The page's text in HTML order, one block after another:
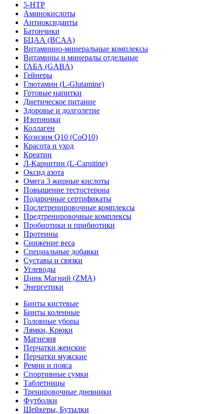
5-HTP
Аминокислоты
Антиоксиданты
Батончики
БЦАА (BCAA)
Витаминно-минеральные комплексы
Витамины и минералы отдельные
ГАБА (GABA)
Гейнеры
Глютамин (L-Glutamine)
Готовые напитки
Диетическое питание
Здоровье и долголетие
Изотоники
Коллаген
Коэнзим Q10 (CoQ10)
Красота и уход
Креатин
Л-Карнитин (L-Сarnitine)
Оксид азота
Омега 3 жирные кислоты
Повышение тестостерона
Подарочные сертификаты
Послетренировочные комплексы
Предтренировочные комплексы
Пробиотики и прибиотики
Протеины
Снижение веса
Специальные добавки
Суставы и связки
Углеводы
Цинк Магний (ZMA)
Энергетики
Бинты кистевые
Бинты коленные
Головные уборы
Лямки, Крюки
Магнезия
Перчатки женские
Перчатки мужские
Ремни и пояса
Спортивные сумки
Таблетницы
Тренировочные дневники
Футболки
Шейкеры, Бутылки